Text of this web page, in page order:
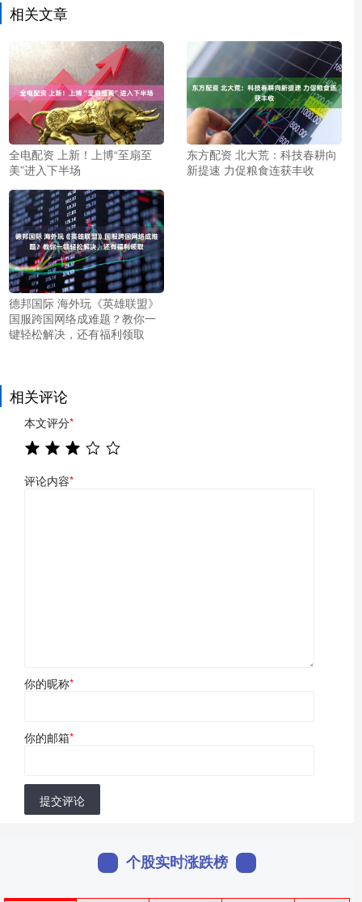
相关文章
全电配资 上新！上博“至扇至
美”进入下半场
东方配资 北大荒：科技春耕向
新提速 力促粮食连获丰收
德邦国际 海外玩《英雄联盟》
国服跨国网络成难题？教你一
键轻松解决，还有福利领取
相关评论
本文评分*
评论内容*
你的昵称*
你的邮箱*
提交评论
个股实时涨跌榜